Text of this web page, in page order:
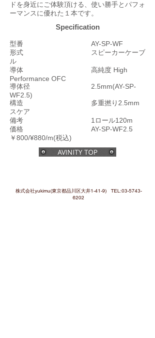
ドを身近にご体験頂ける、使い勝手とパフォ
ーマンスに優れた１本です。
Specification
型番 AY-SP-WF
形式 スピーカーケーブ
ル
導体 高純度 High
Performance OFC
導体径 2.5mm(AY-SP-
WF2.5)
構造 多重撚り2.5mm
スケア
備考 1ロール120m
価格 AY-SP-WF2.5
￥800/¥880/m(税込)
AVINITY TOP
株式会社yukimu(東京都品川区大井1-41-9) TEL:03-5743-
6202